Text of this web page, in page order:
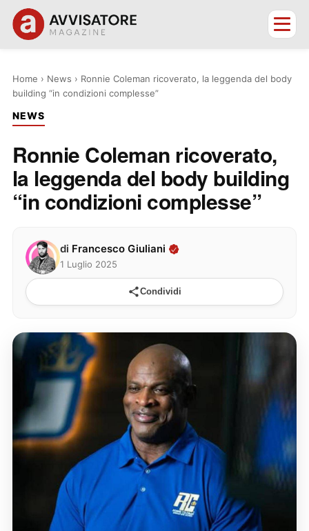
Home › News › Ronnie Coleman ricoverato, la leggenda del body
building “in condizioni complesse”
NEWS
Ronnie Coleman ricoverato,
la leggenda del body building
“in condizioni complesse”
di Francesco Giuliani
1 Luglio 2025
Condividi